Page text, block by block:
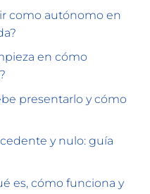
como autónomo en
en cómo
presentarlo y cómo
y nulo: guía
es, cómo funciona y